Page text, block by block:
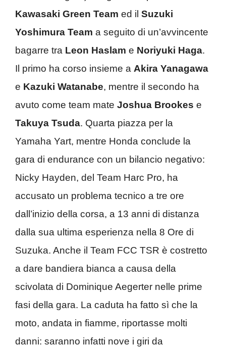
Kawasaki Green Team ed il Suzuki
Yoshimura Team a seguito di un’avvincente
bagarre tra Leon Haslam e Noriyuki Haga.
Il primo ha corso insieme a Akira Yanagawa
e Kazuki Watanabe, mentre il secondo ha
avuto come team mate Joshua Brookes e
Takuya Tsuda. Quarta piazza per la
Yamaha Yart, mentre Honda conclude la
gara di endurance con un bilancio negativo:
Nicky Hayden, del Team Harc Pro, ha
accusato un problema tecnico a tre ore
dall’inizio della corsa, a 13 anni di distanza
dalla sua ultima esperienza nella 8 Ore di
Suzuka. Anche il Team FCC TSR è costretto
a dare bandiera bianca a causa della
scivolata di Dominique Aegerter nelle prime
fasi della gara. La caduta ha fatto sì che la
moto, andata in fiamme, riportasse molti
danni: saranno infatti nove i giri da